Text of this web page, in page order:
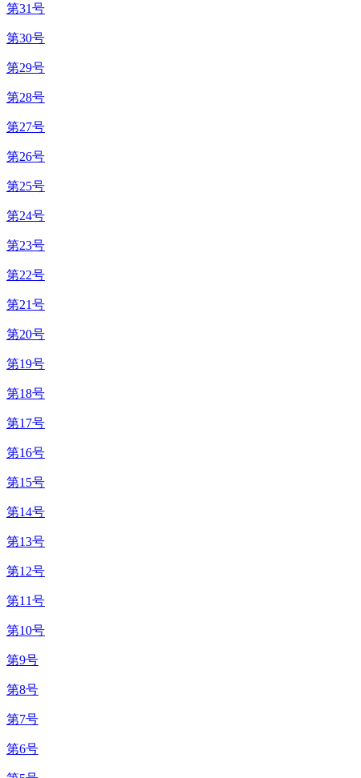
第31号
第30号
第29号
第28号
第27号
第26号
第25号
第24号
第23号
第22号
第21号
第20号
第19号
第18号
第17号
第16号
第15号
第14号
第13号
第12号
第11号
第10号
第9号
第8号
第7号
第6号